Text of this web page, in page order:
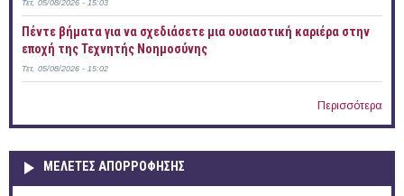
Τετ, 05/08/2026 - 15:03
Πέντε βήματα για να σχεδιάσετε μια ουσιαστική καριέρα στην
εποχή της Τεχνητής Νοημοσύνης
Τετ, 05/08/2026 - 15:02
Περισσότερα
ΜΕΛΕΤΕΣ ΑΠΟΡΡΟΦΗΣΗΣ